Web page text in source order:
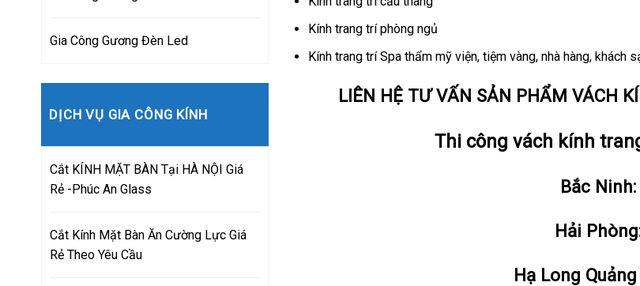
Kính trang trí phòng ngủ
Kính trang trí Spa thẩm mỹ viện, tiệm vàng, nhà hàng, khách
LIÊN HỆ TƯ VẤN SẢN PHẨM VÁCH
Thi công vách kính
Bắc Ninh:
Hải
Hạ Long
Gia Công Gương Đèn Led
DỊCH VỤ GIA CÔNG KÍNH
Cắt KÍNH MẶT BÀN Tại HÀ NỘI Giá
Rẻ -Phúc An Glass
Cắt Kính Mặt Bàn Ăn Cường Lực Giá
Rẻ Theo Yêu Cầu